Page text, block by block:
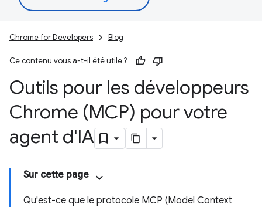
Chrome for Developers Blog
Ce contenu vous a-t-il été utile ?
Outils pour les développeurs
Chrome (MCP) pour votre
agent d'IA
Sur cette page
Qu'est-ce que le protocole MCP (Model Context